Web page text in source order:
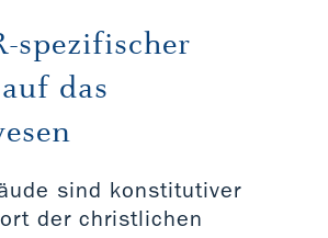
spezifischer
das
sind konstitutiver
der christlichen